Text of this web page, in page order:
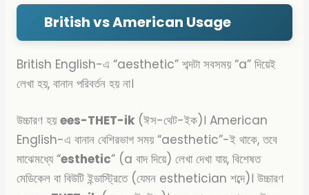
British vs American Usage
British English-এ “aesthetic” শব্দটা সবসময় “a” দিয়েই
লেখা হয়, বানান পরিবর্তন হয় না।
উচ্চারণ হয় ees-THET-ik(ঈস-থেট-ইক)। American
English-এ বানান বেশিরভাগ সময় “aesthetic”-ই থাকে,তবে
মাঝেমধ্যে “esthetic” (a বাদ দিয়ে) লেখা দেখা যায়, বিশেষত
মেডিকেল বা বিউটি ইন্ডাস্ট্রিতে (যেমন esthetician শব্দে)। উচ্চারণ